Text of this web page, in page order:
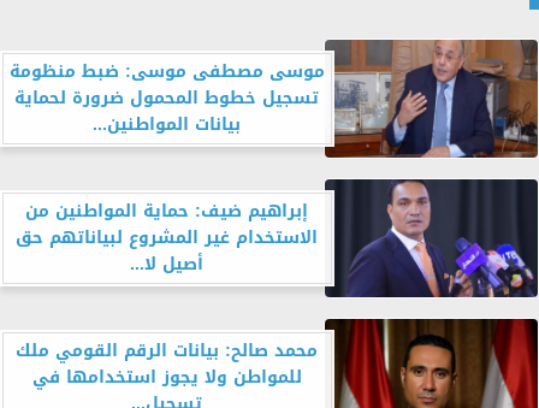
موسى مصطفى موسى: ضبط منظومة
تسجيل خطوط المحمول ضرورة لحماية
بيانات المواطنين...
إبراهيم ضيف: حماية المواطنين من
الاستخدام غير المشروع لبياناتهم حق
أصيل لا...
محمد صالح: بيانات الرقم القومي ملك
للمواطن ولا يجوز استخدامها في